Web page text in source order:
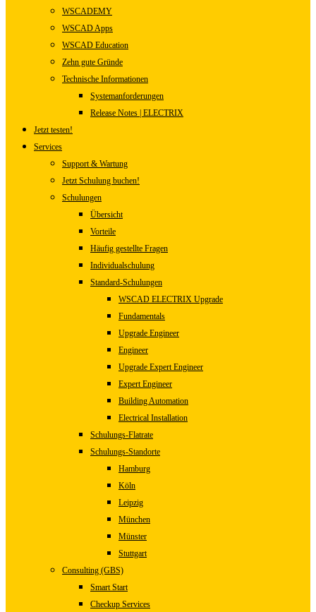
WSCADEMY
WSCAD Apps
WSCAD Education
Zehn gute Gründe
Technische Informationen
Systemanforderungen
Release Notes | ELECTRIX
Jetzt testen!
Services
Support & Wartung
Jetzt Schulung buchen!
Schulungen
Übersicht
Vorteile
Häufig gestellte Fragen
Individualschulung
Standard-Schulungen
WSCAD ELECTRIX Upgrade
Fundamentals
Upgrade Engineer
Engineer
Upgrade Expert Engineer
Expert Engineer
Building Automation
Electrical Installation
Schulungs-Flatrate
Schulungs-Standorte
Hamburg
Köln
Leipzig
München
Münster
Stuttgart
Consulting (GBS)
Smart Start
Checkup Services